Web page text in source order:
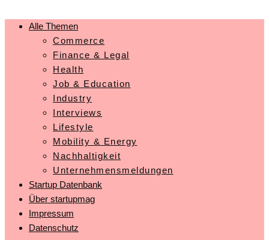
Alle Themen
Commerce
Finance & Legal
Health
Job & Education
Industry
Interviews
Lifestyle
Mobility & Energy
Nachhaltigkeit
Unternehmensmeldungen
Startup Datenbank
Über startupmag
Impressum
Datenschutz